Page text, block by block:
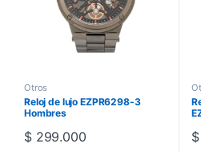
Otros
Reloj de lujo EZPR6298-3
Hombres
$299.000 $